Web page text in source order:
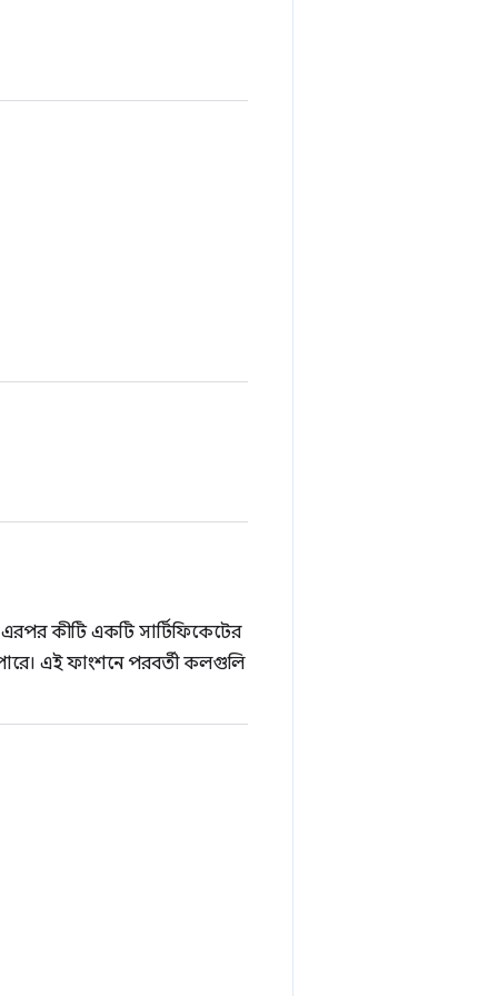
কীটি একটি সার্টিফিকেটের
এই ফাংশনে পরবর্তী কলগুলি